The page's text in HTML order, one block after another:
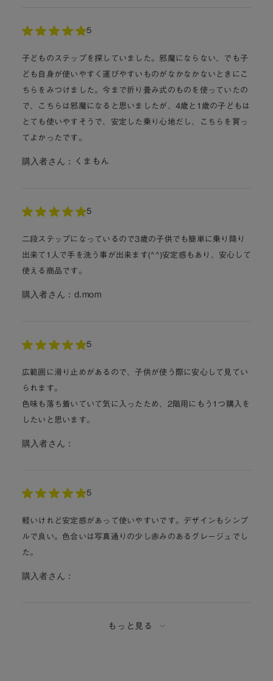
5
子どものステップを探していました。邪魔にならない、でも子
ども自身が使いやすく運びやすいものがなかなかないときにこ
ちらをみつけました。今まで折り畳み式のものを使っていたの
で、こちらは邪魔になると思いましたが、4歳と1歳の子どもは
とても使いやすそうで、安定した乗り心地だし、こちらを買っ
てよかったです。
購入者さん： くまもん
5
二段ステップになっているので3歳の子供でも簡単に乗り降り
出来て1人で手を洗う事が出来ます(^^)安定感もあり、安心して
使える商品です。
購入者さん： d.mom
5
広範囲に滑り止めがあるので、子供が使う際に安心して見てい
られます。
色味も落ち着いていて気に入ったため、2階用にもう1つ購入を
したいと思います。
購入者さん：
5
軽いけれど安定感があって使いやすいです。デザインもシンプ
ルで良い。色合いは写真通りの少し赤みのあるグレージュでし
た。
購入者さん：
もっと見る